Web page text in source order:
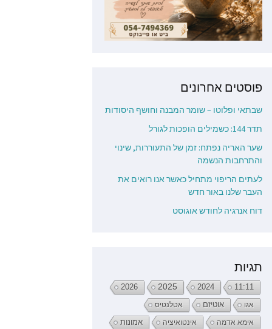
פוסטים אחרונים
שבתאי ופלוטו – שומר המבנה וחושף היסודות
תדר 144: כשמילים הופכות לגורל
שער האריה נפתח: זמן של התעוררות, שינוי
והתרחבות הנשמה
לעתים הריפוי מתחיל כאשר אנו רואים את
העבר שלנו באור חדש
דוח אנרגיה לחודש אוגוסט
תגיות
11:11
2024
2025
2026
אגו אוטיזם אטלנטיס
אימא אדמה אינטואיציה אמונות